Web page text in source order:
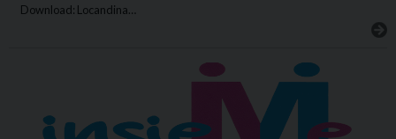
Download: Locandina…